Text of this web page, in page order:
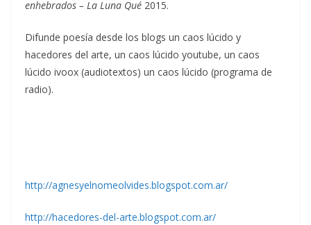
enhebrados – La Luna Qué 2015.
Difunde poesía desde los blogs un caos lúcido y
hacedores del arte, un caos lúcido youtube, un caos
lúcido ivoox (audiotextos) un caos lúcido (programa de
radio).
http://agnesyelnomeolvides.blogspot.com.ar/
http://hacedores-del-arte.blogspot.com.ar/